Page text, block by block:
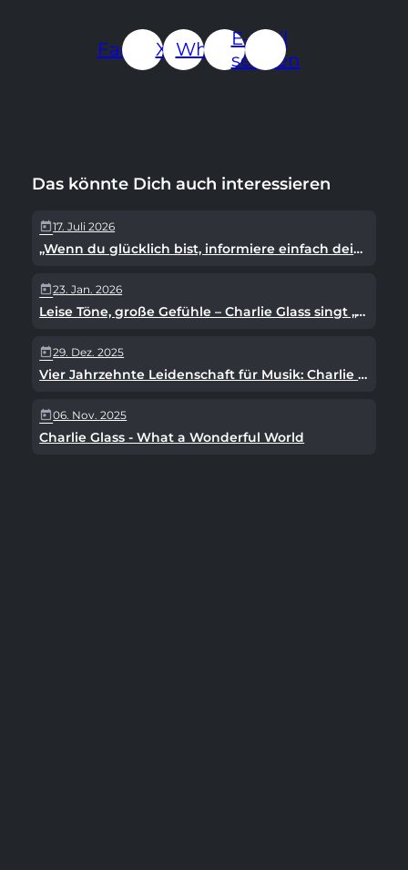
Facebook
X.com
WhatsApp
E-Mail
senden
Das könnte Dich auch interessieren
today17. Juli 2026
„Wenn du glücklich bist, informiere einfach dein Gesicht“ – Charlies neuer Song mit Botschaft
today23. Jan. 2026
Leise Töne, große Gefühle – Charlie Glass singt „Your Song“
today29. Dez. 2025
Vier Jahrzehnte Leidenschaft für Musik: Charlie Glass
today06. Nov. 2025
Charlie Glass - What a Wonderful World